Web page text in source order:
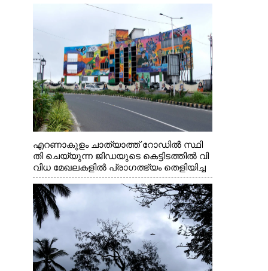
എറണാകുളം ചാത്യാത്ത് റോഡിൽ സ്ഥി
തി ചെയ്യുന്ന ജിഡയുടെ കെട്ടിടത്തിൽ വി
വിധ മേഖലകളിൽ പ്രാഗത്ഭ്യം തെളിയിച്ച
സ്ത്രീകളുടെ ചിത്രങ്ങൾ
ചുവരിൽ പതിപ്പിച്ചപ്പോൾ